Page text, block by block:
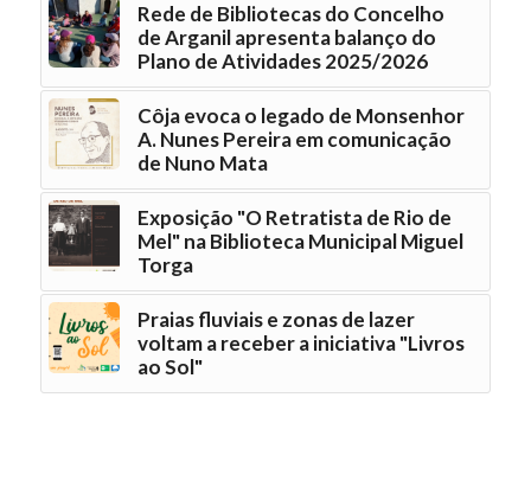
Rede de Bibliotecas do Concelho
de Arganil apresenta balanço do
Plano de Atividades 2025/2026
Côja evoca o legado de Monsenhor
A. Nunes Pereira em comunicação
de Nuno Mata
Exposição "O Retratista de Rio de
Mel" na Biblioteca Municipal Miguel
Torga
Praias fluviais e zonas de lazer
voltam a receber a iniciativa "Livros
ao Sol"